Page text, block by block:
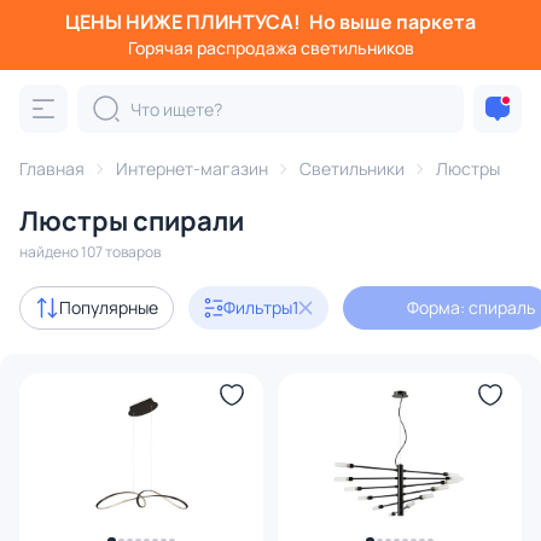
ЦЕНЫ НИЖЕ ПЛИНТУСА! Но выше паркета
Горячая распродажа светильников
Главная Интернет-магазин Светильники Люстры
Люстры спирали
найдено 107 товаров
Популярные Фильтры1 Форма: спираль
Фильтры
Категория:
подвесные потолочные
Акции 20
Дизайнерский свет 13
Доставка